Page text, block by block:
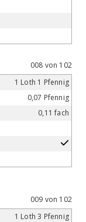
008 von 102
1 Loth 1 Pfennig
0,07 Pfennig
0,11 fach
009 von 102
1 Loth 3 Pfennig